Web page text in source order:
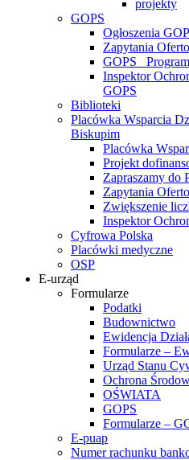
projekty
GOPS
Ogłoszenia
Zapytania
GOPS_
Inspektor
GOPS
Biblioteki
Placówka Wsparcia
Biskupim
Placówka
Projekt
Zapraszamy do
Zapytania
Zwiększenie
Inspektor
Cyfrowa Polska
Placówki medyczne
OSP
E-urząd
Formularze
Podatki
Budownictwo
Ewidencja
Formularze –
Urząd Stanu
Ochrona
OŚWIATA
GOPS
Formularze –
E-puap
Numer rachunku